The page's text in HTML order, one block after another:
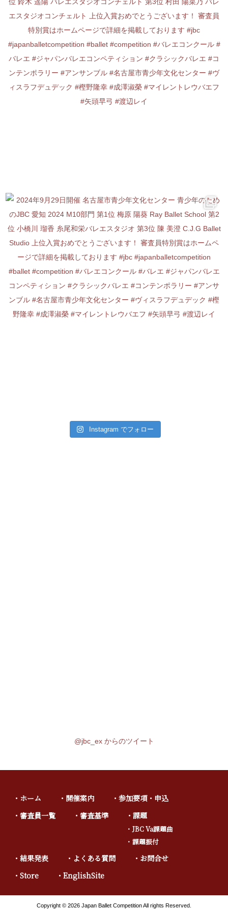
Instagram でフォロー
@jbc_ex からのツイート
ホーム 開催案内
参加要項・申込
審査員一覧
審査基準 課題
JBC Va課題曲
課題振付
結果発表 よくある質問
お問合せ
Store
EnglishSite
Copyright © 2026 Japan Ballet Competition All rights Reserved.